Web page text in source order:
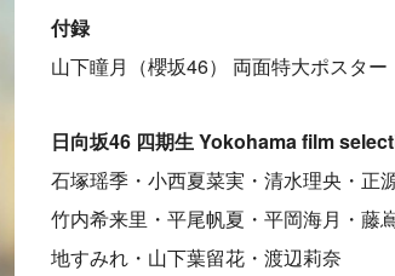
付録
山下瞳月（櫻坂46） 両面特大ポスター
日向坂46 四期生 Yokohama film
石塚瑶季・小西夏菜実・清水理央・正
竹内希来里・平尾帆夏・平岡海月・藤
地すみれ・山下葉留花・渡辺莉奈